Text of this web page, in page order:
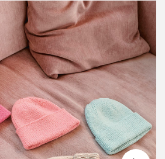
p
t
o
n
a
v
i
g
a
t
p
t
o
c
o
n
t
e
n
t